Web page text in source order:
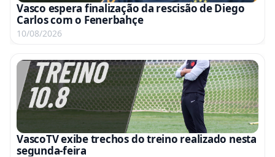
Vasco espera finalização da rescisão de Diego
Carlos com o Fenerbahçe
10/08/2026
VascoTV exibe trechos do treino realizado nesta
segunda-feira